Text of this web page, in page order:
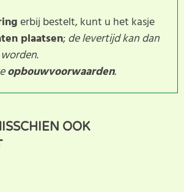
erbij bestelt, kunt u het kasje
plaatsen;de levertijd kan dan
.
opbouwvoorwaarden.
SCHRIJF BEOORDELING
geen
helpt
door uw ervaring te delen.
OOK